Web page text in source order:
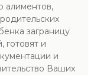
алиментов,
заграницу
готовят и
и
Ваших